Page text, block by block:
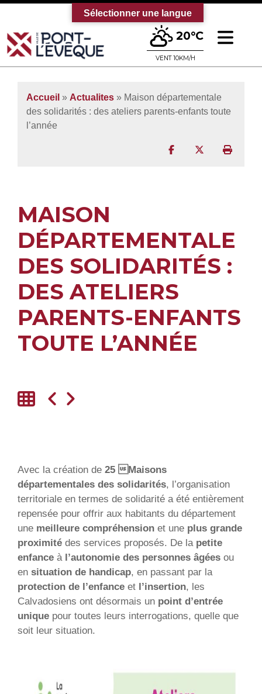
Bienvenue sur le site officiel de la
20°C
VENT 10KM/H
Accueil » Actualites » Maison départementale
des solidarités : des ateliers parents-enfants toute
l’année
Partager surPartager sur
MAISON
DÉPARTEMENTALE
DES SOLIDARITÉS :
DES ATELIERS
PARENTS-ENFANTS
TOUTE L’ANNÉE
Avec la création de 25 Maisons
départementales des solidarités, l’organisation
territoriale en termes de solidarité a été entièrement
repensée pour offrir aux habitants du département
une meilleure compréhension et une plus grande
proximité des services proposés. De la petite
enfance à l’autonomie des personnes âgées ou
en situation de handicap, en passant par la
protection de l’enfance et l’insertion, les
Calvadosiens ont désormais un point d’entrée
unique pour toutes leurs interrogations, quelle que
soit leur situation.
Sélectionner une langue